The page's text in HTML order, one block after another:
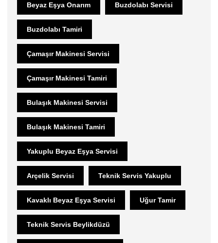
Beyaz Eşya Onarım Buzdolabı Servisi
Buzdolabı Tamiri
Çamaşır Makinesi Servisi
Çamaşır Makinesi Tamiri
Bulaşık Makinesi Servisi
Bulaşık Makinesi Tamiri
Yakuplu Beyaz Eşya Servisi
Arçelik Servisi Teknik Servis Yakuplu
Kavaklı Beyaz Eşya Servisi Uğur Tamir
Teknik Servis Beylikdüzü